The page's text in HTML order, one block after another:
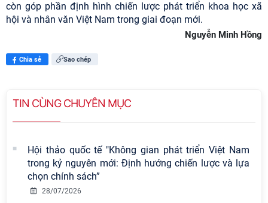
còn góp phần định hình chiến lược phát triển khoa học xã
hội và nhân văn Việt Nam trong giai đoạn mới.
Nguyễn Minh Hồng
Chia sẻ Sao chép
TIN CÙNG CHUYÊN MỤC
Hội thảo quốc tế "Không gian phát triển Việt Nam
trong kỷ nguyên mới: Định hướng chiến lược và lựa
chọn chính sách”
28/07/2026